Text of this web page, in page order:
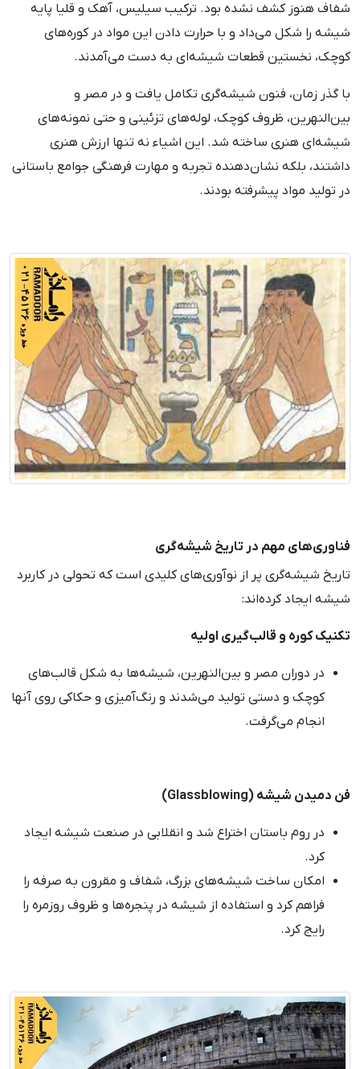
شفاف هنوز کشف نشده بود. ترکیب سیلیس، آهک و قلیا پایه
شیشه را شکل می‌داد و با حرارت دادن این مواد در کوره‌های
کوچک، نخستین قطعات شیشه‌ای به دست می‌آمدند.
با گذر زمان، فنون شیشه‌گری تکامل یافت و در مصر و
بین‌النهرین، ظروف کوچک، لوله‌های تزئینی و حتی نمونه‌های
شیشه‌ای هنری ساخته شد. این اشیاء نه تنها ارزش هنری
داشتند، بلکه نشان‌دهنده تجربه و مهارت فرهنگی جوامع باستانی
در تولید مواد پیشرفته بودند.
فناوری‌های مهم در تاریخ شیشه‌گری
تاریخ شیشه‌گری پر از نوآوری‌های کلیدی است که تحولی در کاربرد
شیشه ایجاد کرده‌اند:
تکنیک کوره و قالب‌گیری اولیه
در دوران مصر و بین‌النهرین، شیشه‌ها به شکل قالب‌های
کوچک و دستی تولید می‌شدند و رنگ‌آمیزی و حکاکی روی آنها
انجام می‌گرفت.
فن دمیدن شیشه (Glassblowing)
در روم باستان اختراع شد و انقلابی در صنعت شیشه ایجاد
کرد.
امکان ساخت شیشه‌های بزرگ، شفاف و مقرون به صرفه را
فراهم کرد و استفاده از شیشه در پنجره‌ها و ظروف روزمره را
رایج کرد.